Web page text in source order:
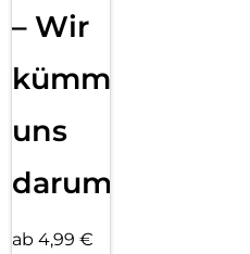
– Wir
kümmern
uns
darum!
ab 4,99 €